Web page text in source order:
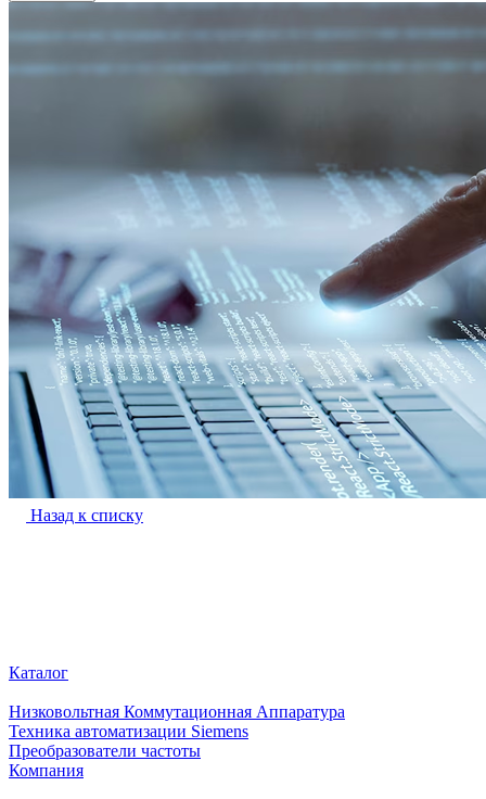
Назад к списку
Каталог
Низковольтная Коммутационная Аппаратура
Техника автоматизации Siemens
Преобразователи частоты
Компания